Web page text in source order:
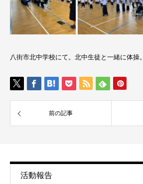
八街市北中学校にて。北中生徒と一緒に体操。
前の記事
活動報告